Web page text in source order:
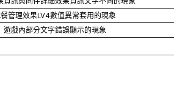
管理效果LV4數值異常套用的現象
遊戲內部分文字錯誤顯示的現象